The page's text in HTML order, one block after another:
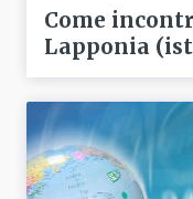
Come
Lapponia